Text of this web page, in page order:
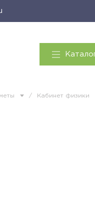
/ Кабинет физики